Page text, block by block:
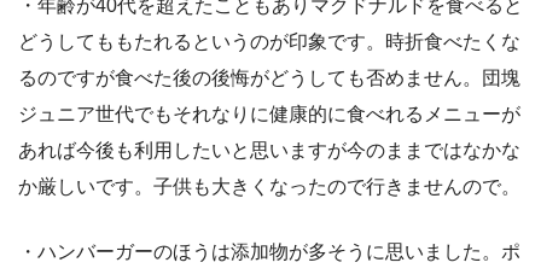
・年齢が40代を超えたこともありマクドナルドを食べると
どうしてももたれるというのが印象です。時折食べたくな
るのですが食べた後の後悔がどうしても否めません。団塊
ジュニア世代でもそれなりに健康的に食べれるメニューが
あれば今後も利用したいと思いますが今のままではなかな
か厳しいです。子供も大きくなったので行きませんので。
・ハンバーガーのほうは添加物が多そうに思いました。ポ